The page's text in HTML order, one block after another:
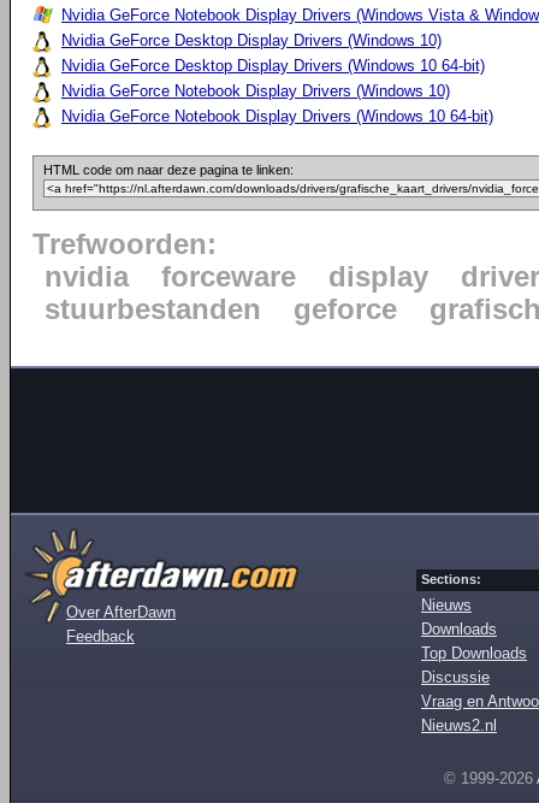
Nvidia GeForce Notebook Display Drivers (Windows Vista &
Nvidia GeForce Desktop Display Drivers (Windows 10)
Nvidia GeForce Desktop Display Drivers (Windows 10 64-bit)
Nvidia GeForce Notebook Display Drivers (Windows 10)
Nvidia GeForce Notebook Display Drivers (Windows 10 64-bit)
HTML code om naar deze pagina te linken:
Trefwoorden:
nvidia
forceware display
driver
stuurbestanden
geforce
Over AfterDawn
Feedback
Sections:
Nieuws
Downloads
Top Downloads
Discussie
Vraag en
Nieuws2.nl
© 1999-2026